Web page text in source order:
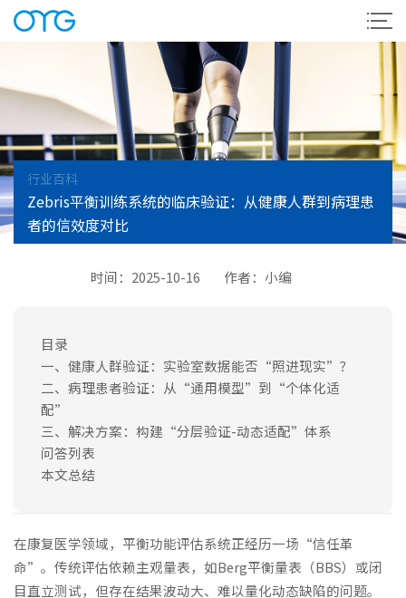
行业百科
Zebris平衡训练系统的临床验证：从健康人群到病理患
者的信效度对比
时间：2025-10-16 作者：小编
目录
一、健康人群验证：实验室数据能否“照进现实”？
二、病理患者验证：从“通用模型”到“个体化适
配”
三、解决方案：构建“分层验证-动态适配”体系
问答列表
本文总结
在康复医学领域，平衡功能评估系统正经历一场“信任革
命”。传统评估依赖主观量表，如Berg平衡量表（BBS）或闭
目直立测试，但存在结果波动大、难以量化动态缺陷的问题。